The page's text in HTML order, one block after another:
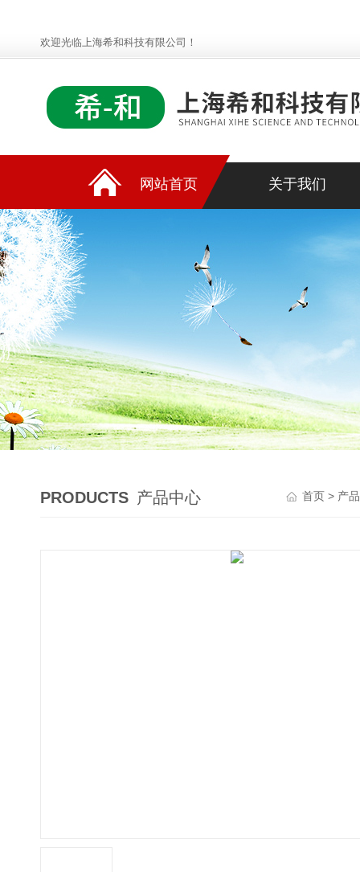
欢迎光临上海希和科技有限公司！
网站首页 关于我们
PRODUCTS 产品中心 首页 > 产